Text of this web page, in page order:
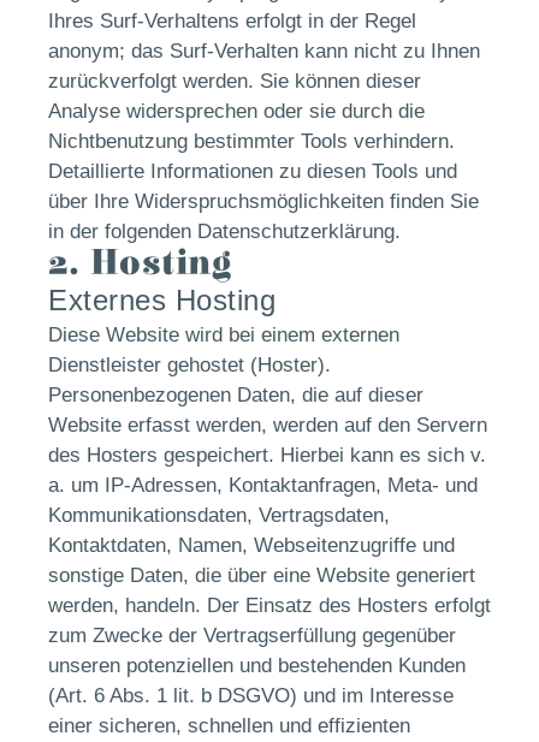
Ihres Surf-Verhaltens erfolgt in der Regel
anonym; das Surf-Verhalten kann nicht zu Ihnen
zurückverfolgt werden. Sie können dieser
Analyse widersprechen oder sie durch die
Nichtbenutzung bestimmter Tools verhindern.
Detaillierte Informationen zu diesen Tools und
über Ihre Widerspruchsmöglichkeiten finden Sie
in der folgenden Datenschutzerklärung.
2. Hosting
Externes Hosting
Diese Website wird bei einem externen
Dienstleister gehostet (Hoster).
Personenbezogenen Daten, die auf dieser
Website erfasst werden, werden auf den Servern
des Hosters gespeichert. Hierbei kann es sich v.
a. um IP-Adressen, Kontaktanfragen, Meta- und
Kommunikationsdaten, Vertragsdaten,
Kontaktdaten, Namen, Webseitenzugriffe und
sonstige Daten, die über eine Website generiert
werden, handeln. Der Einsatz des Hosters erfolgt
zum Zwecke der Vertragserfüllung gegenüber
unseren potenziellen und bestehenden Kunden
(Art. 6 Abs. 1 lit. b DSGVO) und im Interesse
einer sicheren, schnellen und effizienten